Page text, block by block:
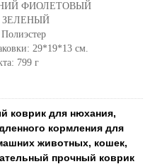
ФИОЛЕТОВЫЙ
29*19*13 см.
799 г
коврик для нюхания,
кормления для
животных, кошек,
прочный коврик